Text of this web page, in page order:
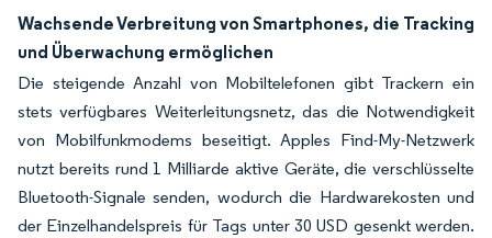
Wachsende Verbreitung von Smartphones, die Tracking
und Überwachung ermöglichen
Die steigende Anzahl von Mobiltelefonen gibt Trackern ein
stets verfügbares Weiterleitungsnetz, das die Notwendigkeit
von Mobilfunkmodems beseitigt. Apples Find-My-Netzwerk
nutzt bereits rund 1 Milliarde aktive Geräte, die verschlüsselte
Bluetooth-Signale senden, wodurch die Hardwarekosten und
der Einzelhandelspreis für Tags unter 30 USD gesenkt werden.